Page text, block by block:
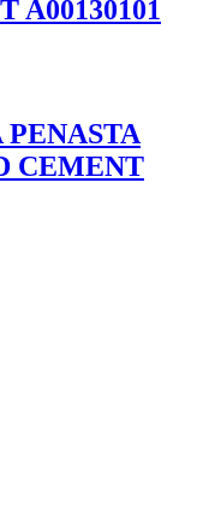
A00130101
CEMENT